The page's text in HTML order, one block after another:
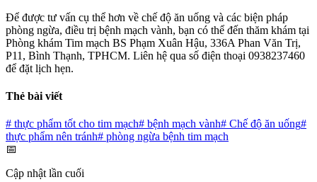
Để được tư vấn cụ thể hơn về chế độ ăn uống và các biện pháp
phòng ngừa, điều trị bệnh mạch vành, bạn có thể đến thăm khám tại
Phòng khám Tim mạch BS Phạm Xuân Hậu, 336A Phan Văn Trị,
P11, Bình Thạnh, TPHCM. Liên hệ qua số điện thoại 0938237460
để đặt lịch hẹn.
Thẻ bài viết
# thực phẩm tốt cho tim mạch# bệnh mạch vành# Chế độ ăn uống#
thực phẩm nên tránh# phòng ngừa bệnh tim mạch
📅
Cập nhật lần cuối